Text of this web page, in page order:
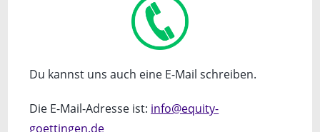
Du kannst uns auch eine E-Mail schreiben.
Die E-Mail-Adresse ist: info@equity-
goettingen.de